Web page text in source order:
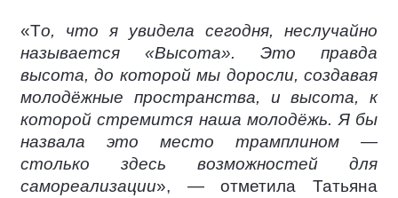
«То, что я увидела сегодня, неслучайно
называется «Высота». Это правда
высота, до которой мы доросли, создавая
молодёжные пространства, и высота, к
которой стремится наша молодёжь. Я бы
назвала это место трамплином —
столько здесь возможностей для
самореализации», — отметила Татьяна